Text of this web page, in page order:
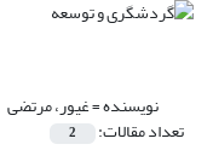
نویسنده =غیور، مرتضی
تعداد مقالات: 2